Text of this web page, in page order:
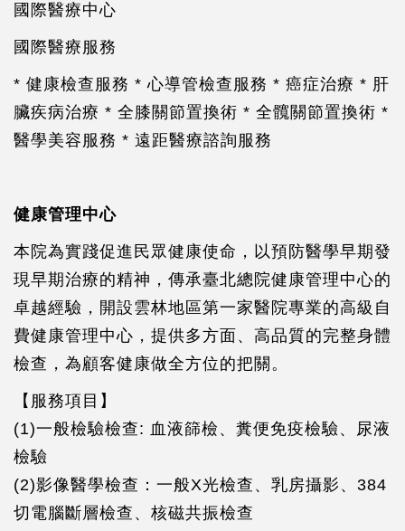
國際醫療中心
國際醫療服務
* 健康檢查服務 * 心導管檢查服務 * 癌症治療 * 肝
臟疾病治療 * 全膝關節置換術 * 全髖關節置換術 *
醫學美容服務 * 遠距醫療諮詢服務
健康管理中心
本院為實踐促進民眾健康使命，以預防醫學早期發
現早期治療的精神，傳承臺北總院健康管理中心的
卓越經驗，開設雲林地區第一家醫院專業的高級自
費健康管理中心，提供多方面、高品質的完整身體
檢查，為顧客健康做全方位的把關。
【服務項目】
(1)一般檢驗檢查: 血液篩檢、糞便免疫檢驗、尿液
檢驗
(2)影像醫學檢查：一般X光檢查、乳房攝影、384
切電腦斷層檢查、核磁共振檢查